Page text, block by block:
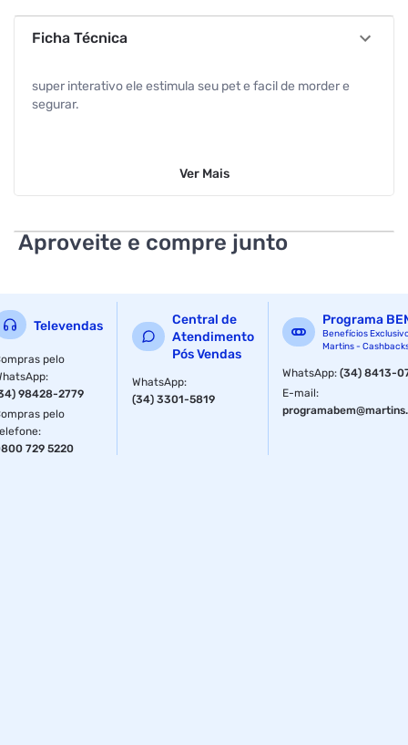
Ficha Técnica
super interativo ele estimula seu pet e facil de morder e
segurar.
Ver Mais
Aproveite e compre junto
Televendas
pelo
:
98428-2779
pelo
:
729 5220
Central de
Atendimento
Pós Vendas
WhatsApp:
(34) 3301-5819
Programa
Benefícios
Martins -
WhatsApp:(34) 8413-
E-mail: